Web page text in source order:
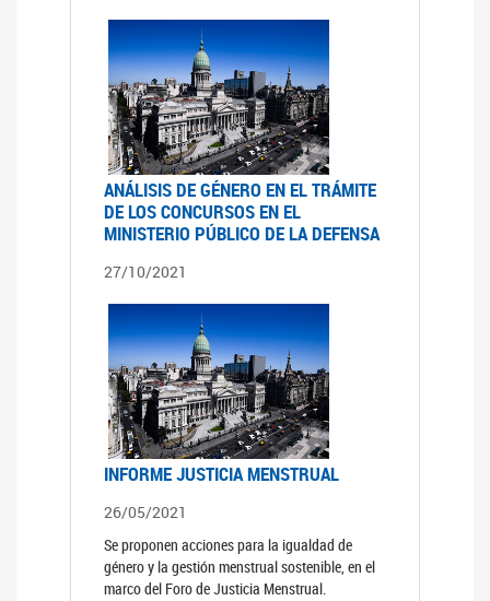
ANÁLISIS DE GÉNERO EN EL TRÁMITE
DE LOS CONCURSOS EN EL
MINISTERIO PÚBLICO DE LA DEFENSA
27/10/2021
INFORME JUSTICIA MENSTRUAL
26/05/2021
Se proponen acciones para la igualdad de
género y la gestión menstrual sostenible, en el
marco del Foro de Justicia Menstrual.